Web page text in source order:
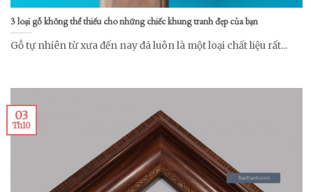
3 loại gỗ không thể thiếu cho những chiếc khung tranh đẹp của bạn
Gỗ tự nhiên từ xưa đến nay đã luôn là một loại chất liệu rất...
03
Th10